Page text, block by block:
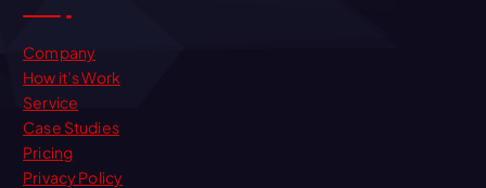
Company
How it’s Work
Service
Case Studies
Pricing
Privacy Policy